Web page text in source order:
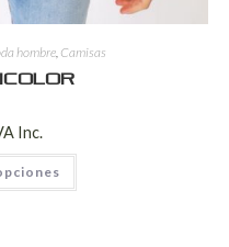
hombre, Camisas
Inc.